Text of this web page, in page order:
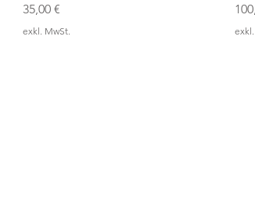
Preis
35,00 €
exkl. MwSt.